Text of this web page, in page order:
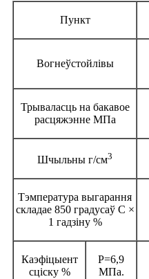
Пункт
Вогнеўстойлівы
Трываласць на бакавое
расцяжэнне МПа
Шчыльны г/см3
Тэмпература выгарання
складае 850 градусаў C ×
1 гадзіну %
Каэфіцыент
сціску %
P=6,9
МПа.